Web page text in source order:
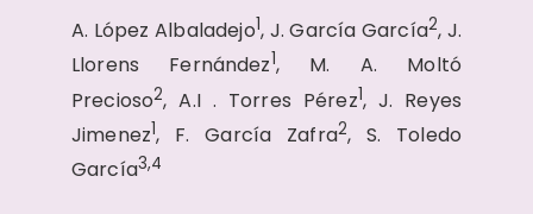
A. López Albaladejo1, J. García García2, J.
Llorens Fernández1, M. A. Moltó
Precioso2, A.I . Torres Pérez1, J. Reyes
Jimenez1, F. García Zafra2, S. Toledo
García3,4